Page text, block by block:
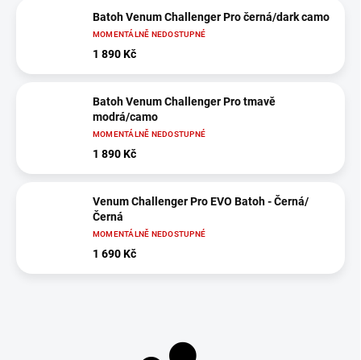
Batoh Venum Challenger Pro černá/dark camo
MOMENTÁLNĚ NEDOSTUPNÉ
1 890 Kč
Batoh Venum Challenger Pro tmavě
modrá/camo
MOMENTÁLNĚ NEDOSTUPNÉ
1 890 Kč
Venum Challenger Pro EVO Batoh - Černá/
Černá
MOMENTÁLNĚ NEDOSTUPNÉ
1 690 Kč